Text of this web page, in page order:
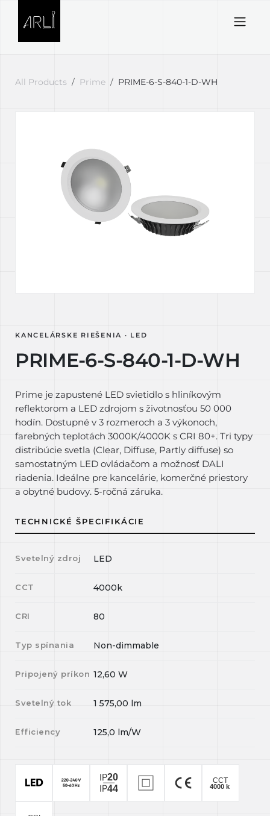
All Products Prime PRIME-6-S-840-1-D-WH
KANCELÁRSKE RIEŠENIA · LED
PRIME-6-S-840-1-D-WH
Prime je zapustené LED svietidlo s hliníkovým
reflektorom a LED zdrojom s životnosťou 50 000
hodín. Dostupné v 3 rozmeroch a 3 výkonoch,
farebných teplotách 3000K/4000K s CRI 80+. Tri typy
distribúcie svetla (Clear, Diffuse, Partly diffuse) so
samostatným LED ovládačom a možnosť DALI
riadenia. Ideálne pre kancelárie, komerčné priestory
a obytné budovy. 5-ročná záruka.
TECHNICKÉ ŠPECIFIKÁCIE
Svetelný zdroj LED
CCT 4000k
CRI 80
Typ spínania Non-dimmable
Pripojený príkon 12,60 W
Svetelný tok 1 575,00 lm
Efficiency 125,0 lm/W